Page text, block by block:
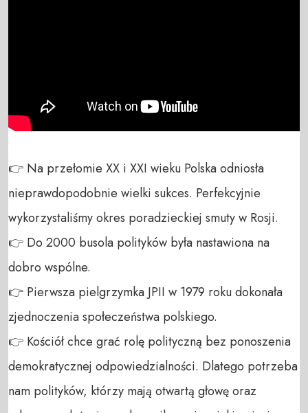
👉 Na przełomie XX i XXI wieku Polska odniosła
nieprawdopodobnie wielki sukces. Perfekcyjnie
wykorzystaliśmy okres poradzieckiej smuty w Rosji.
👉 Do 2000 busola polityków była nastawiona na
dobro wspólne.
👉 Pierwsza pielgrzymka JPII w 1979 roku dokonała
zjednoczenia społeczeństwa polskiego.
👉 Kościół chce grać rolę polityczną bez ponoszenia
demokratycznej odpowiedzialności. Dlatego potrzeba
nam polityków, którzy mają otwartą głowę oraz